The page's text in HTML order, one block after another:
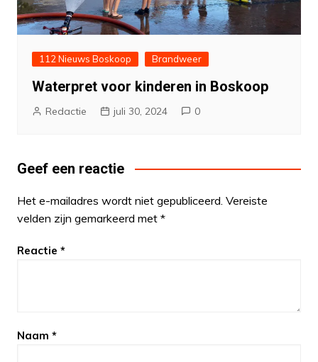
112 Nieuws Boskoop Brandweer
Waterpret voor kinderen in Boskoop
Redactie juli 30, 2024 0
Geef een reactie
Het e-mailadres wordt niet gepubliceerd. Vereiste
velden zijn gemarkeerd met *
Reactie *
Naam *